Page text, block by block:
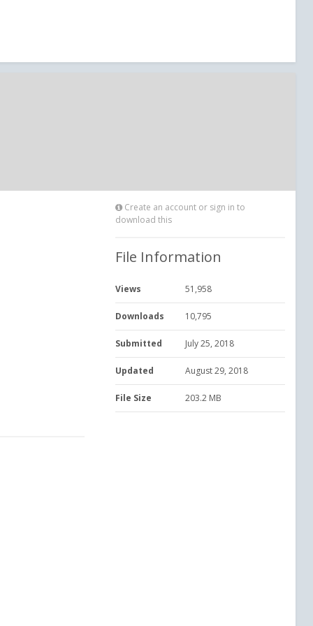
Create an account or sign in to
download this
File Information
Views 51,958
Downloads 10,795
Submitted July 25, 2018
Updated August 29, 2018
File Size 203.2 MB